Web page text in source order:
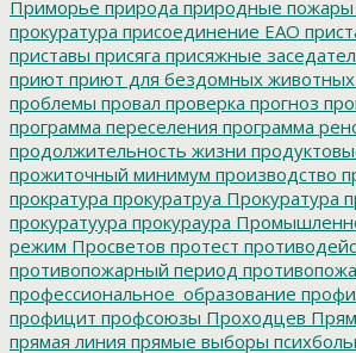
Приморье природа природные пожары
прокуратура присоединение ЕАО
приставы присяга присяжные
приют приют для бездомных животных
проблемы провал проверка прогноз
программа переселения программа
продолжительность жизни
прожиточный минимум производство
прократура прокуратруа Прокуратура
прокуратуура прокураура
режим Просветов протест
противопожарный период
профессиональное_образование
профицит профсоюзы Проходцев
прямая линия прямые выборы